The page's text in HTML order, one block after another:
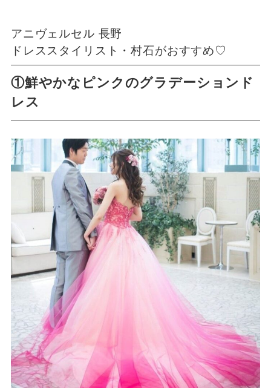
アニヴェルセル 長野
ドレススタイリスト・村石がおすすめ♡
①鮮やかなピンクのグラデーションド
レス